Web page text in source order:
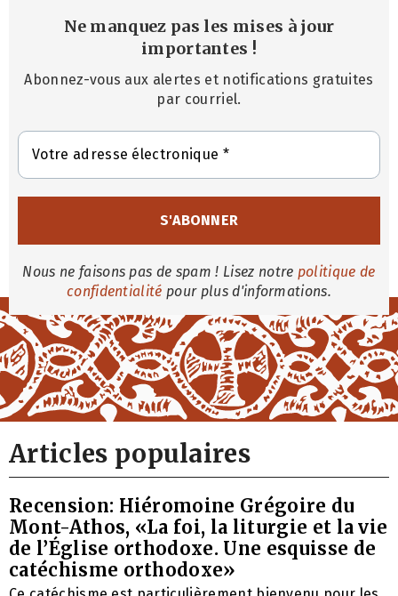
Ne manquez pas les mises à jour
importantes !
Abonnez-vous aux alertes et notifications gratuites
par courriel.
Nous ne faisons pas de spam ! Lisez notre politique de
confidentialité pour plus d'informations.
Articles populaires
Recension: Hiéromoine Grégoire du
Mont-Athos, «La foi, la liturgie et la vie
de l’Église orthodoxe. Une esquisse de
catéchisme orthodoxe»